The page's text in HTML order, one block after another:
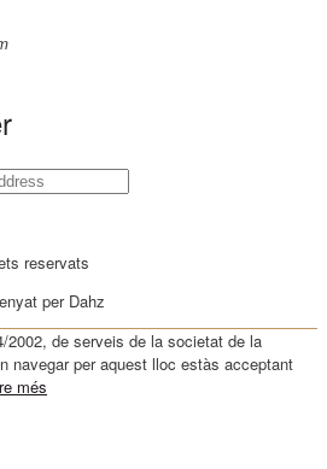
reservats
per Dahz
2002, de serveis de la societat de la
navegar per aquest lloc estàs acceptant
més